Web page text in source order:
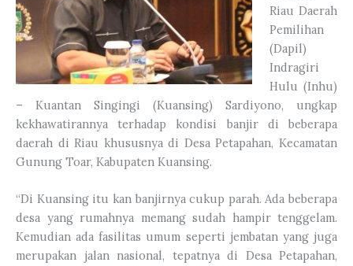
Riau Daerah
Pemilihan
(Dapil)
Indragiri
Hulu (Inhu)
– Kuantan Singingi (Kuansing) Sardiyono, ungkap
kekhawatirannya terhadap kondisi banjir di beberapa
daerah di Riau khususnya di Desa Petapahan, Kecamatan
Gunung Toar, Kabupaten Kuansing.
“Di Kuansing itu kan banjirnya cukup parah. Ada beberapa
desa yang rumahnya memang sudah hampir tenggelam.
Kemudian ada fasilitas umum seperti jembatan yang juga
merupakan jalan nasional, tepatnya di Desa Petapahan,